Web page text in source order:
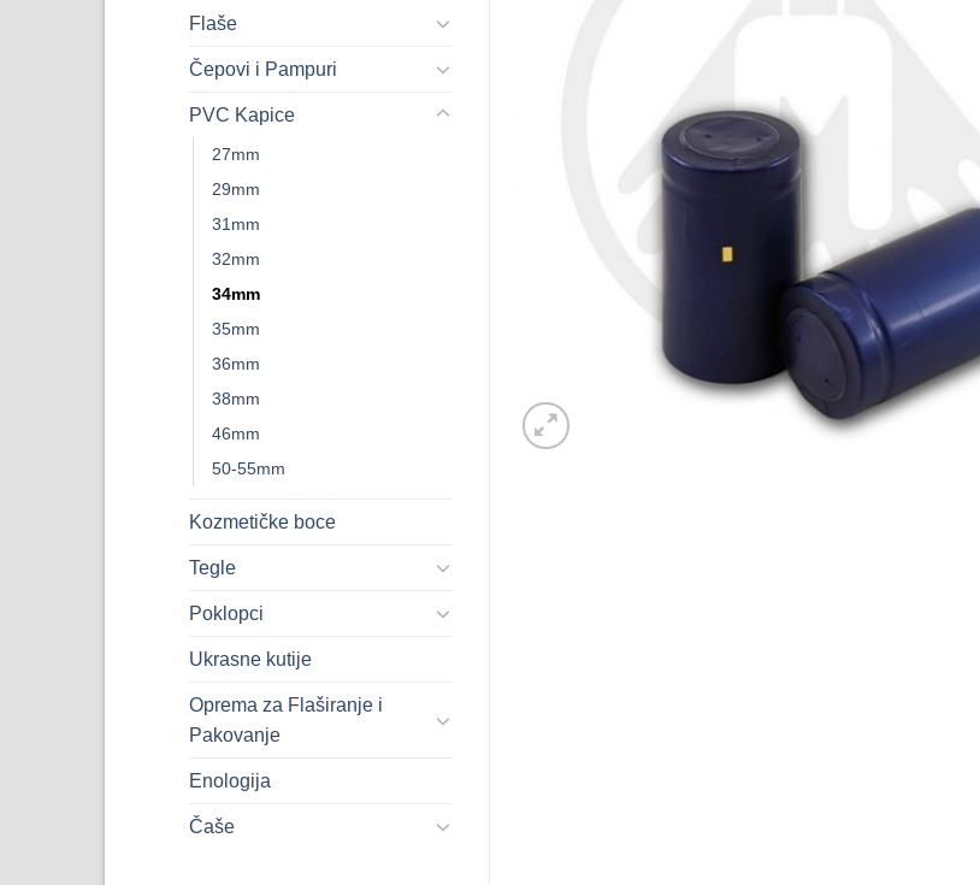
Flaše
Čepovi i Pampuri
PVC Kapice
27mm
29mm
31mm
32mm
34mm
35mm
36mm
38mm
46mm
50-55mm
Kozmetičke boce
Tegle
Poklopci
Ukrasne kutije
Oprema za Flaširanje i
Pakovanje
Enologija
Čaše